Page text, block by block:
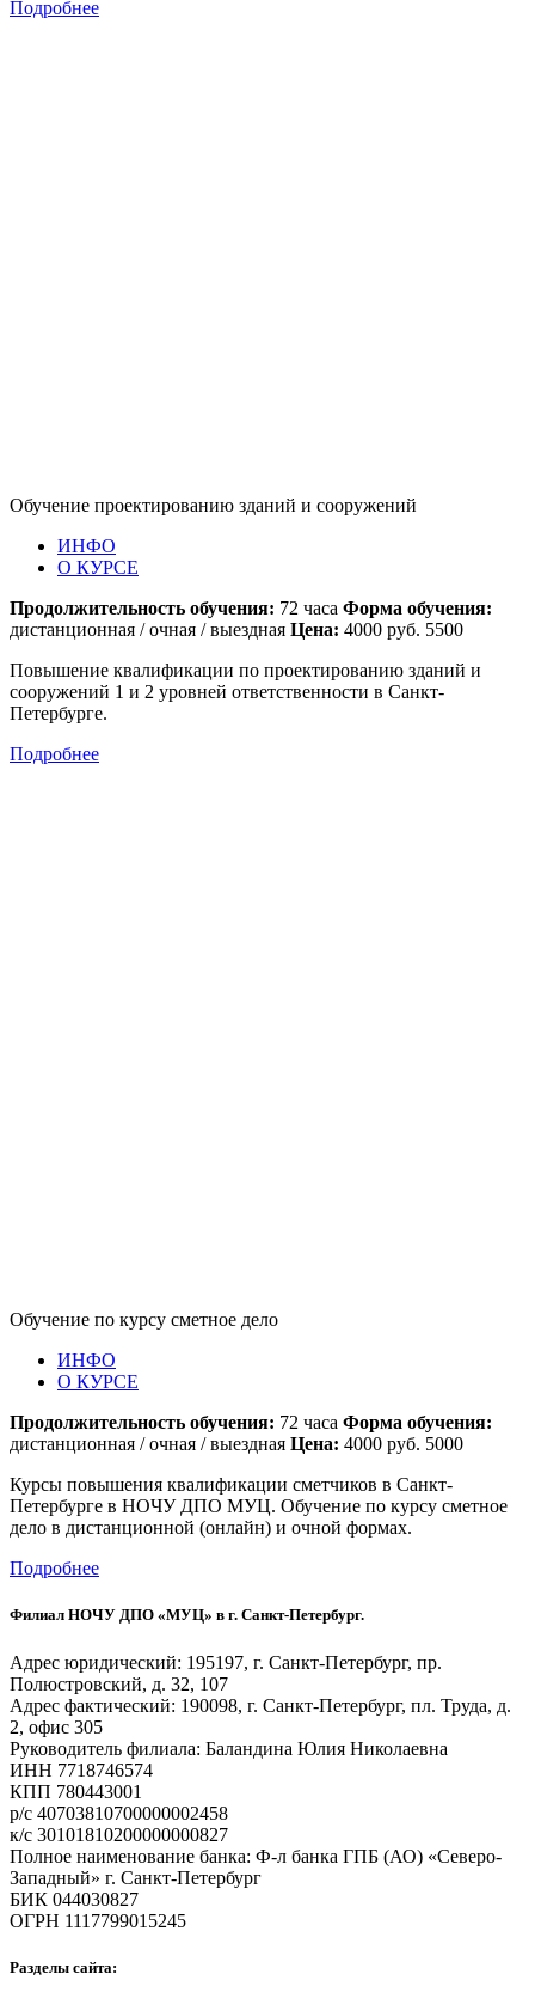
Подробнее
Обучение проектированию зданий и сооружений
ИНФО
О КУРСЕ
Продолжительность обучения: 72 часа Форма обучения:
дистанционная / очная / выездная Цена: 4000 руб. 5500
Повышение квалификации по проектированию зданий и
сооружений 1 и 2 уровней ответственности в Санкт-
Петербурге.
Подробнее
Обучение по курсу сметное дело
ИНФО
О КУРСЕ
Продолжительность обучения: 72 часа Форма обучения:
дистанционная / очная / выездная Цена: 4000 руб. 5000
Курсы повышения квалификации сметчиков в Санкт-
Петербурге в НОЧУ ДПО МУЦ. Обучение по курсу сметное
дело в дистанционной (онлайн) и очной формах.
Подробнее
Филиал НОЧУ ДПО «МУЦ» в г. Санкт-Петербург.
Адрес юридический: 195197, г. Санкт-Петербург, пр.
Полюстровский, д. 32, 107
Адрес фактический: 190098, г. Санкт-Петербург, пл. Труда, д.
2, офис 305
Руководитель филиала: Баландина Юлия Николаевна
ИНН 7718746574
КПП 780443001
р/с 40703810700000002458
к/с 30101810200000000827
Полное наименование банка: Ф-л банка ГПБ (АО) «Северо-
Западный» г. Санкт-Петербург
БИК 044030827
ОГРН 1117799015245
Разделы сайта: